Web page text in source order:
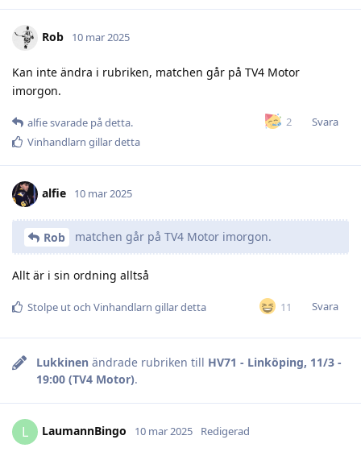
Rob 10 mar 2025
Kan inte ändra i rubriken, matchen går på TV4 Motor
imorgon.
2 Svara
alfiesvarade på detta.
Vinhandlarn gillar detta
alfie 10 mar 2025
Rob matchen går på TV4 Motor imorgon.
Allt är i sin ordning alltså
11 Svara
Stolpe utoch Vinhandlarn gillar detta
Lukkinen ändrade rubriken till HV71 - Linköping, 11/3 -
19:00 (TV4 Motor).
L LaumannBingo 10 mar 2025 Redigerad